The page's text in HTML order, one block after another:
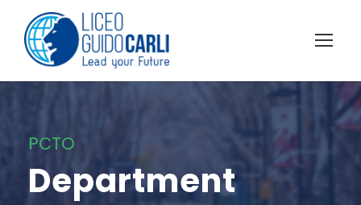
PCTO
Department